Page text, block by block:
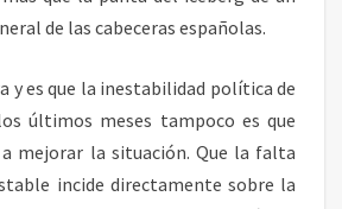
de las cabeceras españolas.
y es que la inestabilidad política de
últimos meses tampoco es que
a mejorar la situación. Que la falta
incide directamente sobre la